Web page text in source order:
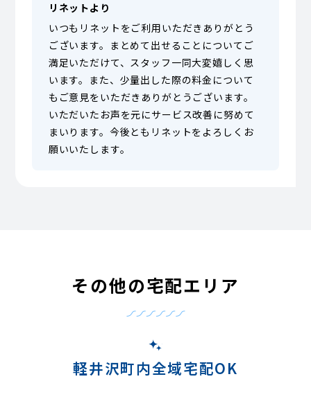
リネットより
いつもリネットをご利用いただきありがとう
ございます。まとめて出せることについてご
満足いただけて、スタッフ一同大変嬉しく思
います。また、少量出した際の料金について
もご意見をいただきありがとうございます。
いただいたお声を元にサービス改善に努めて
まいります。今後ともリネットをよろしくお
願いいたします。
その他の宅配エリア
軽井沢町内全域宅配OK